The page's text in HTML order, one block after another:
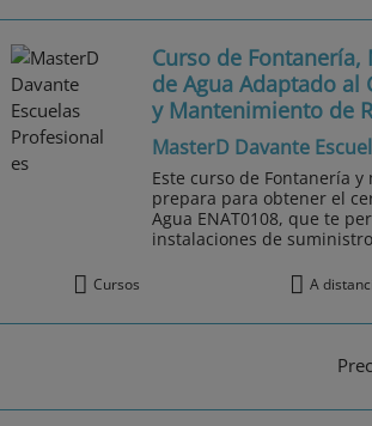
Curso de
de Agua Adaptado
y Mantenimiento de
MasterD Davante
Este curso de Fontanería
prepara para obtener el
Agua ENAT0108, que te
instalaciones de
Cursos A